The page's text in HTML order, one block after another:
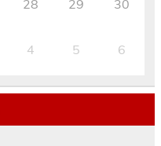
28 29 30
4 5 6